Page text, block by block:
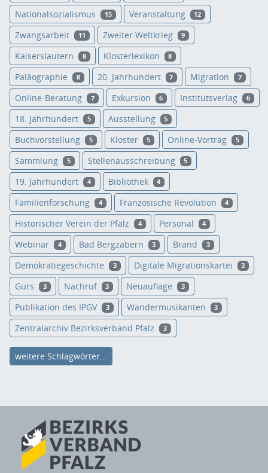
Nationalsozialismus 15 Veranstaltung 12
Zwangsarbeit 11 Zweiter Weltkrieg 9
Kaiserslautern 8 Klosterlexikon 8
Paläographie 8 20. Jahrhundert 7 Migration 7
Online-Beratung 7 Exkursion 6 Institutsverlag 6
18. Jahrhundert 5 Ausstellung 5
Buchvorstellung 5 Kloster 5 Online-Vortrag 5
Sammlung 5 Stellenausschreibung 5
19. Jahrhundert 4 Bibliothek 4
Familienforschung 4 Französische Revolution 4
Historischer Verein der Pfalz 4 Personal 4
Webinar 4 Bad Bergzabern 3 Brand 3
Demokratiegeschichte 3 Digitale Migrationskartei 3
Gurs 3 Nachruf 3 Neuauflage 3
Publikation des IPGV 3 Wandermusikanten 3
Zentralarchiv Bezirksverband Pfalz 3
weitere Schlagwörter...